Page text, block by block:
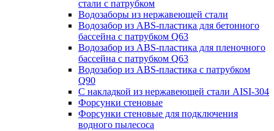
стали с патрубком
Водозаборы из нержавеющей стали
Водозабор из ABS-пластика для бетонного
бассейна с патрубком Q63
Водозабор из ABS-пластика для пленочного
бассейна с патрубком Q63
Водозабор из ABS-пластика с патрубком
Q90
С накладкой из нержавеющей стали AISI-304
Форсунки стеновые
Форсунки стеновые для подключения
водного пылесоса